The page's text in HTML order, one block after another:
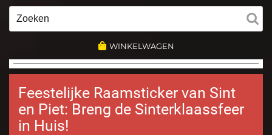
WINKELWAGEN
Feestelijke Raamsticker van Sint
en Piet: Breng de Sinterklaassfeer
in Huis!